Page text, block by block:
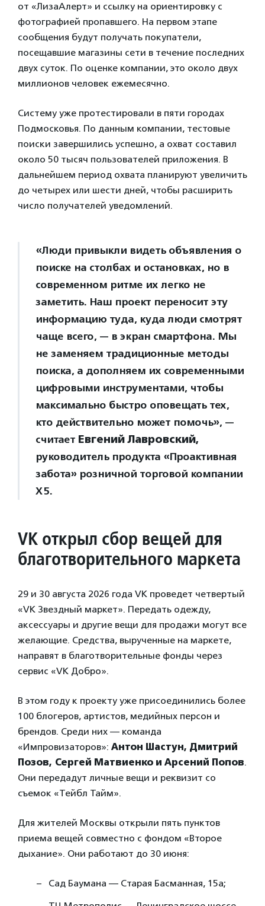
от «ЛизаАлерт» и ссылку на ориентировку с
фотографией пропавшего. На первом этапе
сообщения будут получать покупатели,
посещавшие магазины сети в течение последних
двух суток. По оценке компании, это около двух
миллионов человек ежемесячно.
Систему уже протестировали в пяти городах
Подмосковья. По данным компании, тестовые
поиски завершились успешно, а охват составил
около 50 тысяч пользователей приложения. В
дальнейшем период охвата планируют увеличить
до четырех или шести дней, чтобы расширить
число получателей уведомлений.
«Люди привыкли видеть объявления о
поиске на столбах и остановках, но в
современном ритме их легко не
заметить. Наш проект переносит эту
информацию туда, куда люди смотрят
чаще всего, — в экран смартфона. Мы
не заменяем традиционные методы
поиска, а дополняем их современными
цифровыми инструментами, чтобы
максимально быстро оповещать тех,
кто действительно может помочь», —
считает Евгений Лавровский,
руководитель продукта «Проактивная
забота» розничной торговой компании
X5.
VK открыл сбор вещей для
благотворительного маркета
29 и 30 августа 2026 года VK проведет четвертый
«VK Звездный маркет». Передать одежду,
аксессуары и другие вещи для продажи могут все
желающие. Средства, вырученные на маркете,
направят в благотворительные фонды через
сервис «VK Добро».
В этом году к проекту уже присоединились более
100 блогеров, артистов, медийных персон и
брендов. Среди них — команда
«Импровизаторов»: Антон Шастун, Дмитрий
Позов, Сергей Матвиенко и Арсений Попов.
Они передадут личные вещи и реквизит со
съемок «Тейбл Тайм».
Для жителей Москвы открыли пять пунктов
приема вещей совместно с фондом «Второе
дыхание». Они работают до 30 июня:
Сад Баумана — Старая Басманная, 15а;